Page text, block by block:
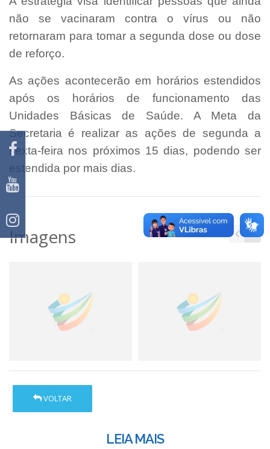
não se vacinaram contra o vírus ou não
retornaram para tomar a segunda dose ou dose
de reforço.
As ações acontecerão em horários estendidos
após os horários de funcionamento das
Unidades Básicas de Saúde. A Meta da
Secretaria é realizar as ações de segunda a
sexta-feira nos próximos 15 dias, podendo ser
estendida por mais dias.
Imagens
VOLTAR
LEIA MAIS